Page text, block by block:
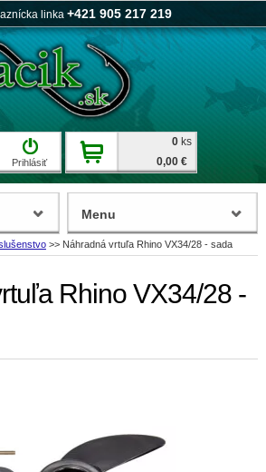
linka +421 905 217 219
Prihlásiť
0 ks
0,00 €
>> Náhradná vrtuľa Rhino VX34/28 - sada
Rhino VX34/28 -
Menu